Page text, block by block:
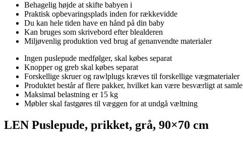
Behagelig højde at skifte babyen i
Praktisk opbevaringsplads inden for rækkevidde
Du kan hele tiden have en hånd på din baby
Kan bruges som skrivebord efter blealderen
Miljøvenlig produktion ved brug af genanvendte materialer
Ingen puslepude medfølger, skal købes separat
Knopper og greb skal købes separat
Forskellige skruer og rawlplugs kræves til forskellige vægmaterialer
Produktet består af flere pakker, hvilket kan være besværligt at samle
Maksimal belastning er 15 kg
Møbler skal fastgøres til væggen for at undgå væltning
LEN Puslepude, prikket, grå, 90×70 cm